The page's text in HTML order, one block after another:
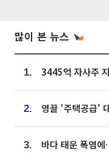
많이 본 뉴스
1.
2.
3. 바다 태운 폭염